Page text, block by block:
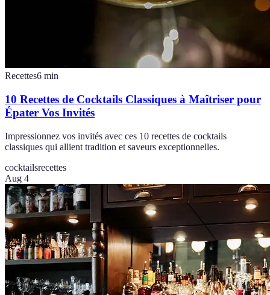
Recettes6 min
10 Recettes de Cocktails Classiques à Maîtriser pour
Épater Vos Invités
Impressionnez vos invités avec ces 10 recettes de cocktails
classiques qui allient tradition et saveurs exceptionnelles.
cocktailsrecettes
Aug 4